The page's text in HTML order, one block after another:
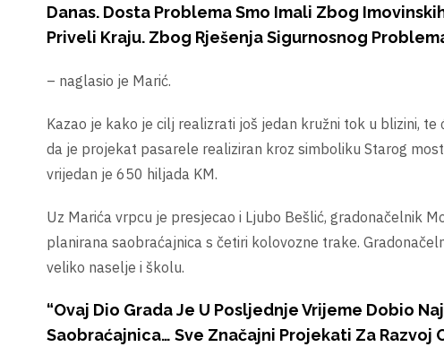
Danas. Dosta Problema Smo Imali Zbog
Priveli Kraju. Zbog Rješenja Sigurnosnog
– naglasio je Marić.
Kazao je kako je cilj realizrati još jedan kružni tok u blizini,
da je projekat pasarele realiziran kroz simboliku Starog
vrijedan je 650 hiljada KM.
Uz Marića vrpcu je presjecao i Ljubo Bešlić, gradonačelnik
planirana saobraćajnica s četiri kolovozne trake.
veliko naselje i školu.
“Ovaj Dio Grada Je U Posljednje Vrijeme Dobio
Saobraćajnica… Sve Značajni Projekati Za Razvoj